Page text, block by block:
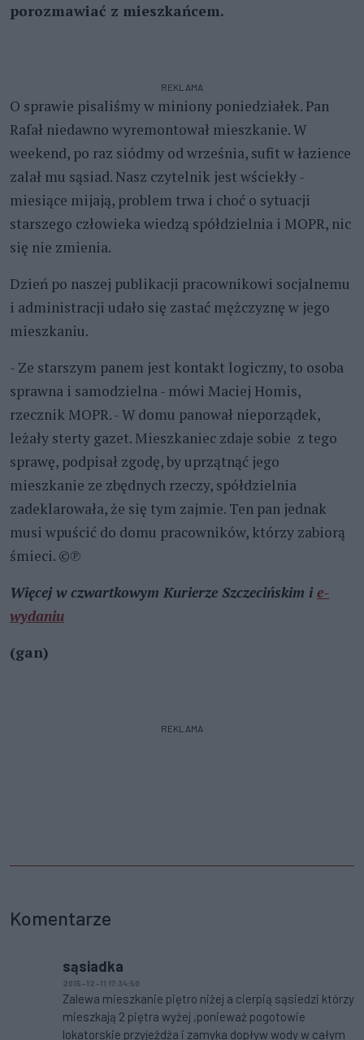
porozmawiać z mieszkańcem.
REKLAMA
O sprawie pisaliśmy w miniony poniedziałek. Pan
Rafał niedawno wyremontował mieszkanie. W
weekend, po raz siódmy od września, sufit w łazience
zalał mu sąsiad. Nasz czytelnik jest wściekły -
miesiące mijają, problem trwa i choć o sytuacji
starszego człowieka wiedzą spółdzielnia i MOPR, nic
się nie zmienia.
Dzień po naszej publikacji pracownikowi socjalnemu
i administracji udało się zastać mężczyznę w jego
mieszkaniu.
- Ze starszym panem jest kontakt logiczny, to osoba
sprawna i samodzielna - mówi Maciej Homis,
rzecznik MOPR. - W domu panował nieporządek,
leżały sterty gazet. Mieszkaniec zdaje sobie z tego
sprawę, podpisał zgodę, by uprzątnąć jego
mieszkanie ze zbędnych rzeczy, spółdzielnia
zadeklarowała, że się tym zajmie. Ten pan jednak
musi wpuścić do domu pracowników, którzy zabiorą
śmieci. ©℗
Więcej w czwartkowym Kurierze Szczecińskim i e-
wydaniu
(gan)
REKLAMA
Komentarze
sąsiadka
2015-12-11 17:34:50
Zalewa mieszkanie piętro niżej a cierpią sąsiedzi którzy
mieszkają 2 piętra wyżej ,ponieważ pogotowie
lokatorskie przyjeżdża i zamyka dopływ wody w całym